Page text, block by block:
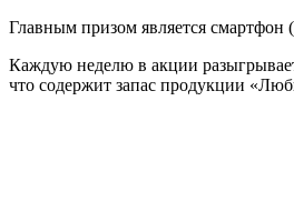
Главным призом является смартфон
Каждую неделю в акции
что содержит запас продукции